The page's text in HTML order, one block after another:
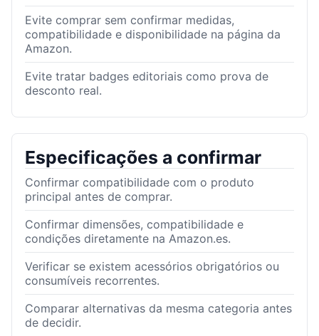
Evite comprar sem confirmar medidas,
compatibilidade e disponibilidade na página da
Amazon.
Evite tratar badges editoriais como prova de
desconto real.
Especificações a confirmar
Confirmar compatibilidade com o produto
principal antes de comprar.
Confirmar dimensões, compatibilidade e
condições diretamente na Amazon.es.
Verificar se existem acessórios obrigatórios ou
consumíveis recorrentes.
Comparar alternativas da mesma categoria antes
de decidir.